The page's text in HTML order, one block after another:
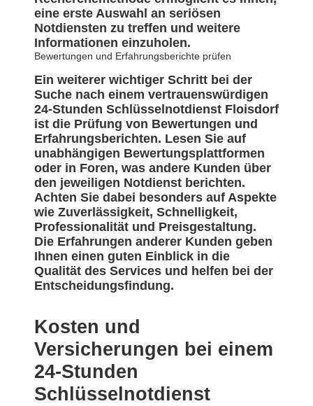
eine erste Auswahl an seriösen
Notdiensten zu treffen und weitere
Informationen einzuholen.
Bewertungen und Erfahrungsberichte prüfen
Ein weiterer wichtiger Schritt bei der
Suche nach einem vertrauenswürdigen
24-Stunden Schlüsselnotdienst Floisdorf
ist die Prüfung von Bewertungen und
Erfahrungsberichten. Lesen Sie auf
unabhängigen Bewertungsplattformen
oder in Foren, was andere Kunden über
den jeweiligen Notdienst berichten.
Achten Sie dabei besonders auf Aspekte
wie Zuverlässigkeit, Schnelligkeit,
Professionalität und Preisgestaltung.
Die Erfahrungen anderer Kunden geben
Ihnen einen guten Einblick in die
Qualität des Services und helfen bei der
Entscheidungsfindung.
Kosten und
Versicherungen bei einem
24-Stunden
Schlüsselnotdienst